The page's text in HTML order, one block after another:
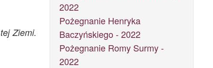
Ziemi.
2022
Pożegnanie Henryka
Baczyńskiego - 2022
Pożegnanie Romy Surmy -
2022